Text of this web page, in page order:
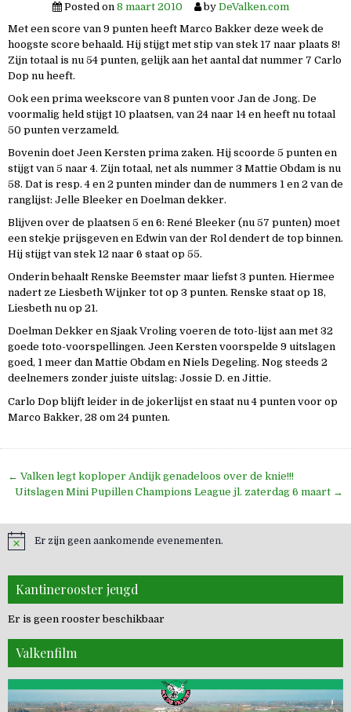
Posted on 8 maart 2010 by DeValken.com
Met een score van 9 punten heeft Marco Bakker deze week de
hoogste score behaald. Hij stijgt met stip van stek 17 naar plaats 8!
Zijn totaal is nu 54 punten, gelijk aan het aantal dat nummer 7 Carlo
Dop nu heeft.
Ook een prima weekscore van 8 punten voor Jan de Jong. De
voormalig held stijgt 10 plaatsen, van 24 naar 14 en heeft nu totaal
50 punten verzameld.
Bovenin doet Jeen Kersten prima zaken. Hij scoorde 5 punten en
stijgt van 5 naar 4. Zijn totaal, net als nummer 3 Mattie Obdam is nu
58. Dat is resp. 4 en 2 punten minder dan de nummers 1 en 2 van de
ranglijst: Jelle Bleeker en Doelman dekker.
Blijven over de plaatsen 5 en 6: René Bleeker (nu 57 punten) moet
een stekje prijsgeven en Edwin van der Rol dendert de top binnen.
Hij stijgt van stek 12 naar 6 staat op 55.
Onderin behaalt Renske Beemster maar liefst 3 punten. Hiermee
nadert ze Liesbeth Wijnker tot op 3 punten. Renske staat op 18,
Liesbeth nu op 21.
Doelman Dekker en Sjaak Vroling voeren de toto-lijst aan met 32
goede toto-voorspellingen. Jeen Kersten voorspelde 9 uitslagen
goed, 1 meer dan Mattie Obdam en Niels Degeling. Nog steeds 2
deelnemers zonder juiste uitslag: Jossie D. en Jittie.
Carlo Dop blijft leider in de jokerlijst en staat nu 4 punten voor op
Marco Bakker, 28 om 24 punten.
Bericht
navigatie
← Valken legt koploper Andijk genadeloos over de knie!!!
Uitslagen Mini Pupillen Champions League jl. zaterdag 6 maart →
Er zijn geen aankomende evenementen.
Kantinerooster jeugd
Er is geen rooster beschikbaar
Valkenfilm